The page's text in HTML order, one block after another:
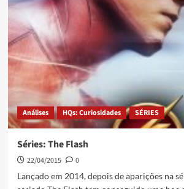
Análises HQs: Curiosidades SÉRIES
Séries: The Flash
22/04/2015
0
Lançado em 2014, depois de aparições na